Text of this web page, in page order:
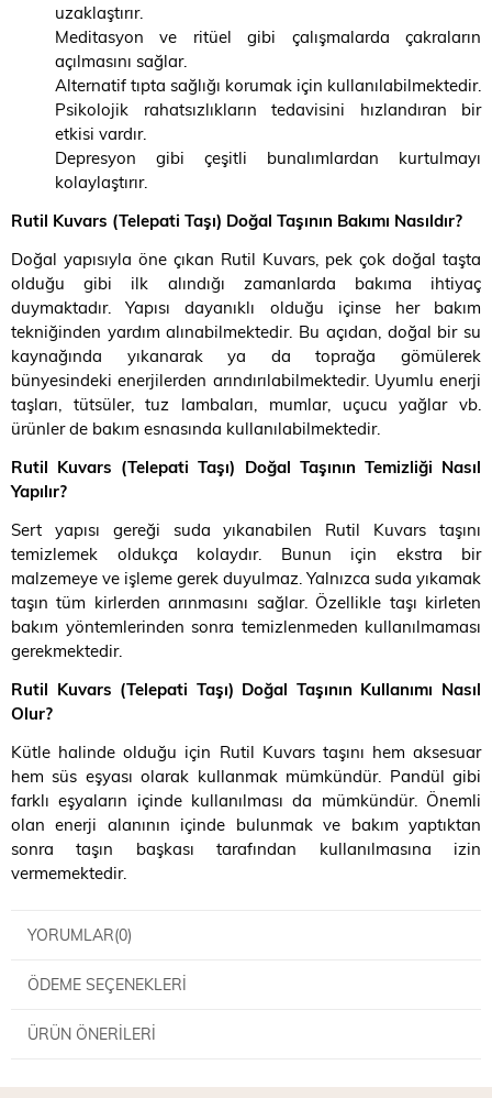
uzaklaştırır.
Meditasyon ve ritüel gibi çalışmalarda çakraların
açılmasını sağlar.
Alternatif tıpta sağlığı korumak için kullanılabilmektedir.
Psikolojik rahatsızlıkların tedavisini hızlandıran bir
etkisi vardır.
Depresyon gibi çeşitli bunalımlardan kurtulmayı
kolaylaştırır.
Rutil Kuvars (Telepati Taşı) Doğal Taşının Bakımı Nasıldır?
Doğal yapısıyla öne çıkan Rutil Kuvars, pek çok doğal taşta
olduğu gibi ilk alındığı zamanlarda bakıma ihtiyaç
duymaktadır. Yapısı dayanıklı olduğu içinse her bakım
tekniğinden yardım alınabilmektedir. Bu açıdan, doğal bir su
kaynağında yıkanarak ya da toprağa gömülerek
bünyesindeki enerjilerden arındırılabilmektedir. Uyumlu enerji
taşları, tütsüler, tuz lambaları, mumlar, uçucu yağlar vb.
ürünler de bakım esnasında kullanılabilmektedir.
Rutil Kuvars (Telepati Taşı) Doğal Taşının Temizliği Nasıl
Yapılır?
Sert yapısı gereği suda yıkanabilen Rutil Kuvars taşını
temizlemek oldukça kolaydır. Bunun için ekstra bir
malzemeye ve işleme gerek duyulmaz. Yalnızca suda yıkamak
taşın tüm kirlerden arınmasını sağlar. Özellikle taşı kirleten
bakım yöntemlerinden sonra temizlenmeden kullanılmaması
gerekmektedir.
Rutil Kuvars (Telepati Taşı) Doğal Taşının Kullanımı Nasıl
Olur?
Kütle halinde olduğu için Rutil Kuvars taşını hem aksesuar
hem süs eşyası olarak kullanmak mümkündür. Pandül gibi
farklı eşyaların içinde kullanılması da mümkündür. Önemli
olan enerji alanının içinde bulunmak ve bakım yaptıktan
sonra taşın başkası tarafından kullanılmasına izin
vermemektedir.
YORUMLAR(0)
ÖDEME SEÇENEKLERI
ÜRÜN ÖNERILERI